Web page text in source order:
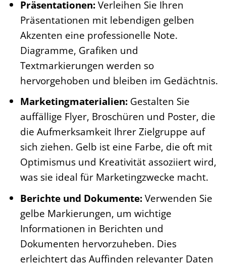
Präsentationen:Verleihen Sie Ihren
Präsentationen mit lebendigen gelben
Akzenten eine professionelle Note.
Diagramme, Grafiken und
Textmarkierungen werden so
hervorgehoben und bleiben im Gedächtnis.
Marketingmaterialien:Gestalten Sie
auffällige Flyer, Broschüren und Poster, die
die Aufmerksamkeit Ihrer Zielgruppe auf
sich ziehen. Gelb ist eine Farbe, die oft mit
Optimismus und Kreativität assoziiert wird,
was sie ideal für Marketingzwecke macht.
Berichte und Dokumente:Verwenden Sie
gelbe Markierungen, um wichtige
Informationen in Berichten und
Dokumenten hervorzuheben. Dies
erleichtert das Auffinden relevanter Daten